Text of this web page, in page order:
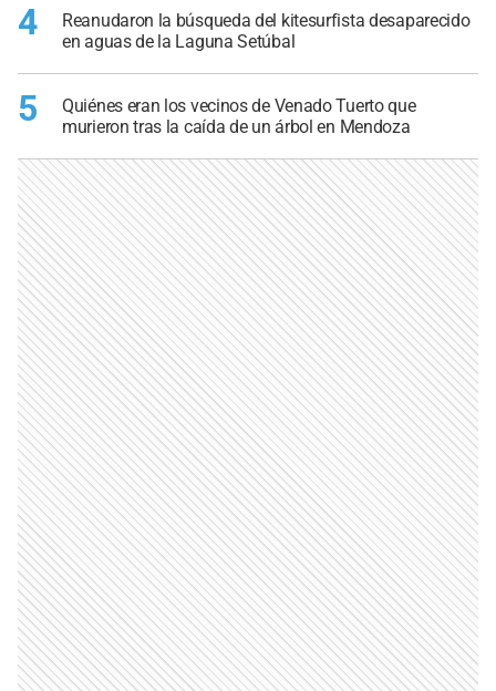
4
Reanudaron la búsqueda del kitesurfista desaparecido
en aguas de la Laguna Setúbal
5
Quiénes eran los vecinos de Venado Tuerto que
murieron tras la caída de un árbol en Mendoza